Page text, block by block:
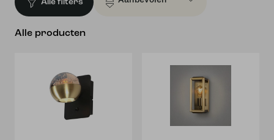
Alle filters
Alle producten